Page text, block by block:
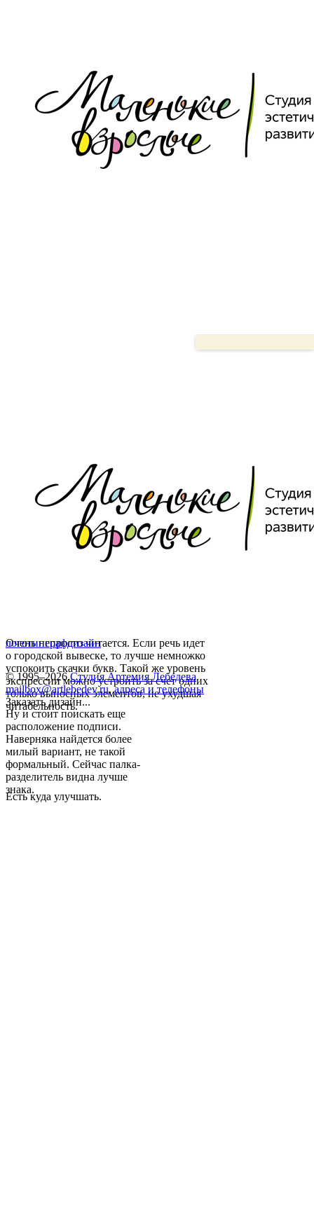
Очень непросто читается. Если речь идет
о городской вывеске, то лучше немножко
успокоить скачки букв. Такой же уровень
экспрессии можно устроить за счет одних
только выносных элементов, не ухудшая
читабельность.
Ну и стоит поискать еще
расположение подписи.
Наверняка найдется более
милый вариант, не такой
формальный. Сейчас палка-
разделитель видна лучше
знака.
Есть куда улучшать.
логотипграфдизайн
© 1995–2026 Студия Артемия Лебедева
mailbox@artlebedev.ru, адреса и телефоны
Заказать дизайн...